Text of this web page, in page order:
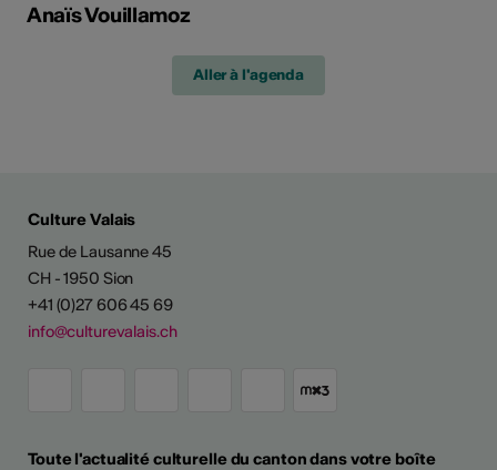
Anaïs Vouillamoz
Aller à l'agenda
Culture Valais
Rue de Lausanne 45
CH - 1950 Sion
+41 (0)27 606 45 69
info@culturevalais.ch
Toute l'actualité culturelle du canton dans votre boîte